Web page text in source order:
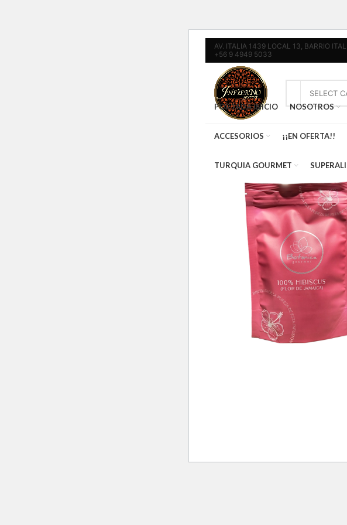
AV. ITALIA 1439 LOCAL 13, BARRIO
+56 9 4949 5033
SELECT
PORTADA INICIO
NOSOTROS
ACCESORIOS ¡¡EN OFERTA!!
TURQUIA GOURMET